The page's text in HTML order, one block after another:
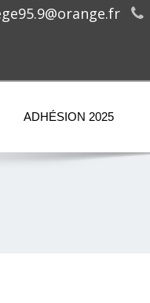
ADHÉSION 2025